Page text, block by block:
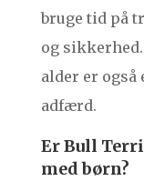
bruge tid på
og
alder er også
adfærd.
Er Bull
med børn?